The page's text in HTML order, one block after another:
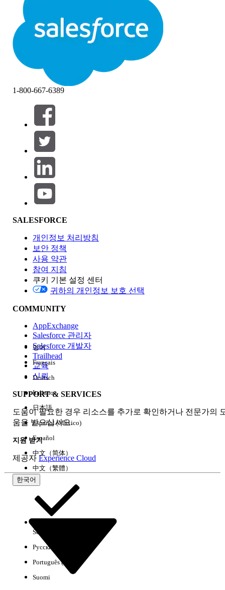
필터 (0)
필터 선택
제품 영역
기능 영향
Edition
경험
1-800-667-6389
SALESFORCE
개인정보 처리방침
보안 정책
사용 약관
참여 지침
쿠키 기본 설정 센터
귀하의 개인정보 보호 선택
COMMUNITY
AppExchange
Salesforce 관리자
Salesforce 개발자
Trailhead
교육
신뢰
SUPPORT & SERVICES
도움이 필요한 경우 리소스를 추가로 확인하거나 전문가의
움을 받으십시오.
지원 받기
제공자 Experience Cloud
한국어
영어
Français
Deutsch
Italiano
日本語
Español (México)
Español
中文（简体）
中文（繁體）
Select Org
Русский
Português (Brasil)
Suomi